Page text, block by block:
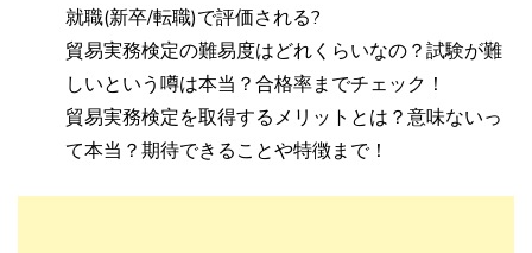
就職(新卒/転職)で評価される?
貿易実務検定の難易度はどれくらいなの？試験が難
しいという噂は本当？合格率までチェック！
貿易実務検定を取得するメリットとは？意味ないっ
て本当？期待できることや特徴まで！